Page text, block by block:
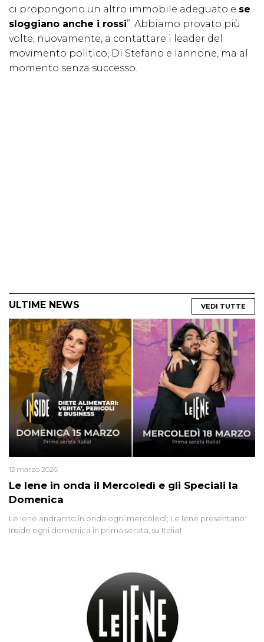
ci propongono un altro immobile adeguato e se
sloggiano anche i rossi”. Abbiamo provato più
volte, nuovamente, a contattare i leader del
movimento politico, Di Stefano e Iannone, ma al
momento senza successo.
ULTIME NEWS VEDI TUTTE
Le Iene in onda il Mercoledì e gli Speciali la
Domenica
13 marzo 2026
Le Iene andranno in onda ogni mercoledì; Le Iene presentano:
Inside ogni domenica in prima serata, su Italia1